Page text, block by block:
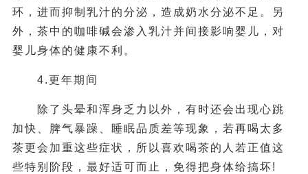
环，进而抑制乳汁的分泌，造成奶水分泌不足。另
外，茶中的咖啡碱会渗入乳汁并间接影响婴儿，对
婴儿身体的健康不利。
4.更年期间
除了头晕和浑身乏力以外，有时还会出现心跳
加快、脾气暴躁、睡眠品质差等现象，若再喝太多
茶更会加重这些症状，所以喜欢喝茶的人若正值这
些特别阶段，最好适可而止，免得把身体给搞坏!